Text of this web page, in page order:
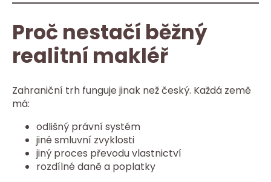
Proč nestačí běžný
realitní makléř
Zahraniční trh funguje jinak než český. Každá země
má:
odlišný právní systém
jiné smluvní zvyklosti
jiný proces převodu vlastnictví
rozdílné daně a poplatky